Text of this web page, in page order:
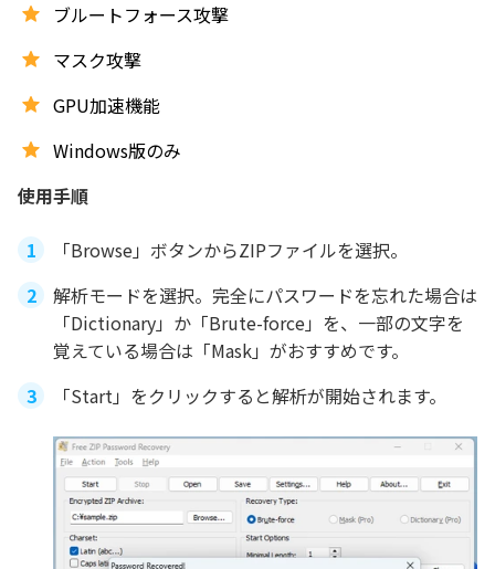
ブルートフォース攻撃
マスク攻撃
GPU加速機能
Windows版のみ
使用手順
「Browse」ボタンからZIPファイルを選択。
解析モードを選択。完全にパスワードを忘れた場合は
「Dictionary」か「Brute-force」を、一部の文字を
覚えている場合は「Mask」がおすすめです。
「Start」をクリックすると解析が開始されます。